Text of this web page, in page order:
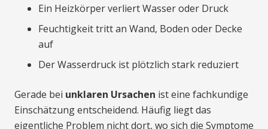
Ein Heizkörper verliert Wasser oder Druck
Feuchtigkeit tritt an Wand, Boden oder Decke
auf
Der Wasserdruck ist plötzlich stark reduziert
Gerade bei unklaren Ursachen ist eine fachkundige
Einschätzung entscheidend. Häufig liegt das
eigentliche Problem nicht dort, wo sich die Symptome